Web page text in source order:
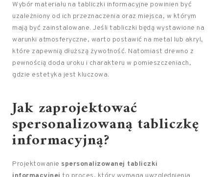
Wybór materiału na tabliczki informacyjne powinien być
uzależniony od ich przeznaczenia oraz miejsca, w którym
mają być zainstalowane. Jeśli tabliczki będą wystawione na
warunki atmosferyczne, warto postawić na metal lub akryl,
które zapewnią dłuższą żywotność. Natomiast drewno z
pewnością doda uroku i charakteru w pomieszczeniach,
gdzie estetyka jest kluczowa.
Jak zaprojektować
spersonalizowaną tabliczkę
informacyjną?
Projektowanie spersonalizowanej tabliczki